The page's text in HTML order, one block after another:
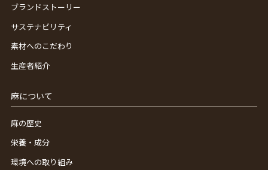
ブランドストーリー
サステナビリティ
素材へのこだわり
生産者紹介
麻について
麻の歴史
栄養・成分
環境への取り組み